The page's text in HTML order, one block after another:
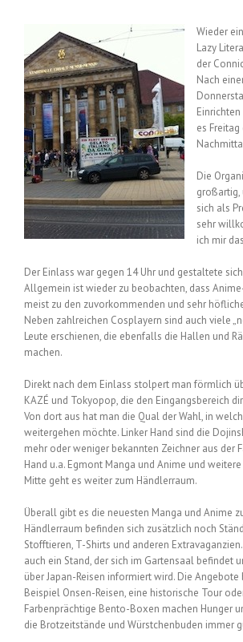
Wieder
Lazy
der
Nach
es
Die
sich als
sehr
ich mir
Der Einlass war gegen 14 Uhr und gestaltete
Allgemein ist wieder zu beobachten, dass
meist zu den zuvorkommenden und sehr
Neben zahlreichen Cosplayern sind auch viele
Leute erschienen, die ebenfalls die Hallen und
machen.
Direkt nach dem Einlass stolpert man förmlich
KAZÉ und Tokyopop, die den Eingangsbereich
Von dort aus hat man die Qual der Wahl, in
weitergehen möchte. Linker Hand sind die
mehr oder weniger bekannten Zeichner aus der
Hand u.a. Egmont Manga und Anime und
Mitte geht es weiter zum Händlerraum.
Überall gibt es die neuesten Manga und Anime
Händlerraum befinden sich zusätzlich noch
Stofftieren, T-Shirts und anderen Extravaganzien.
auch ein Stand, der sich im Gartensaal befindet
über Japan-Reisen informiert wird. Die
Beispiel Onsen-Reisen, eine historische Tour
Farbenprächtige Bento-Boxen machen Hunger
die Brotzeitstände und Würstchenbuden immer